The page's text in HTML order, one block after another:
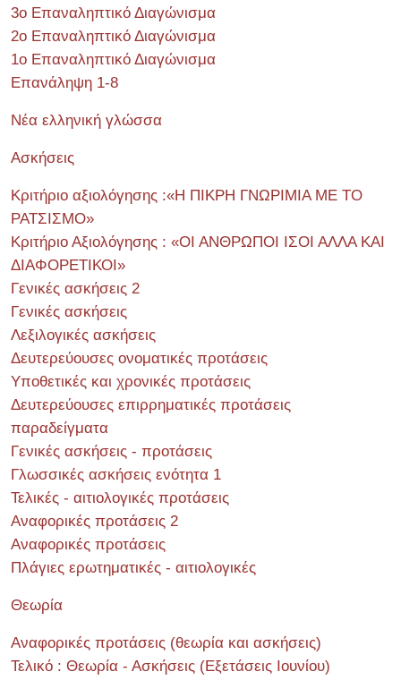
3ο Επαναληπτικό Διαγώνισμα
2ο Επαναληπτικό Διαγώνισμα
1ο Επαναληπτικό Διαγώνισμα
Επανάληψη 1-8
Νέα ελληνική γλώσσα
Ασκήσεις
Κριτήριο αξιολόγησης :«Η ΠΙΚΡΗ ΓΝΩΡΙΜΙΑ ΜΕ ΤΟ
ΡΑΤΣΙΣΜΟ»
Κριτήριο Αξιολόγησης : «ΟΙ ΑΝΘΡΩΠΟΙ ΙΣΟΙ ΑΛΛΑ ΚΑΙ
ΔΙΑΦΟΡΕΤΙΚΟΙ»
Γενικές ασκήσεις 2
Γενικές ασκήσεις
Λεξιλογικές ασκήσεις
Δευτερεύουσες ονοματικές προτάσεις
Υποθετικές και χρονικές προτάσεις
Δευτερεύουσες επιρρηματικές προτάσεις
παραδείγματα
Γενικές ασκήσεις - προτάσεις
Γλωσσικές ασκήσεις ενότητα 1
Τελικές - αιτιολογικές προτάσεις
Αναφορικές προτάσεις 2
Αναφορικές προτάσεις
Πλάγιες ερωτηματικές - αιτιολογικές
Θεωρία
Αναφορικές προτάσεις (θεωρία και ασκήσεις)
Τελικό : Θεωρία - Ασκήσεις (Εξετάσεις Ιουνίου)